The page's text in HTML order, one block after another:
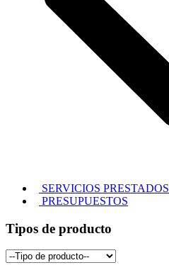
SERVICIOS PRESTADOS
PRESUPUESTOS
Tipos de producto